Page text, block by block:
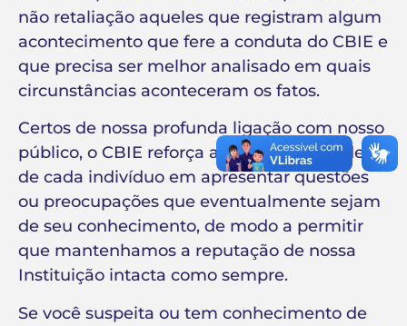
não retaliação aqueles que registram algum
acontecimento que fere a conduta do CBIE e
que precisa ser melhor analisado em quais
circunstâncias aconteceram os fatos.
Certos de nossa profunda ligação com nosso
público, o CBIE reforça a responsabilidade
de cada indivíduo em apresentar questões
ou preocupações que eventualmente sejam
de seu conhecimento, de modo a permitir
que mantenhamos a reputação de nossa
Instituição intacta como sempre.
Se você suspeita ou tem conhecimento de